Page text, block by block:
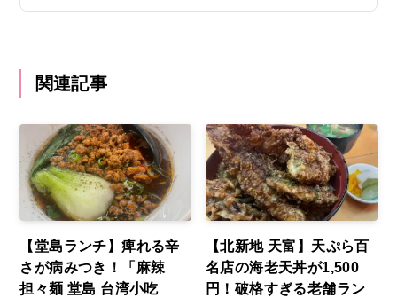
関連記事
【堂島ランチ】痺れる辛
さが病みつき！「麻辣
担々麺 堂島 台湾小吃
【北新地 天富】天ぷら百
名店の海老天丼が1,500
円！破格すぎる老舗ラン